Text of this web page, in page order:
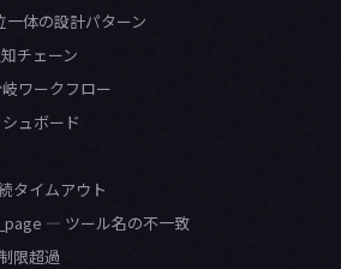
体の設計パターン
チェーン
ワークフロー
ュボード
タイムアウト
— ツール名の不一致
限超過